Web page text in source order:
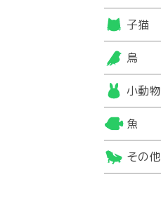
子猫
鳥
小動物
魚
その他